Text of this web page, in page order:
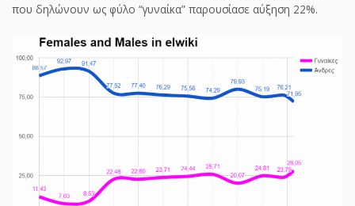
που δηλώνουν ως φύλο “γυναίκα” παρουσίασε αύξηση 22%.